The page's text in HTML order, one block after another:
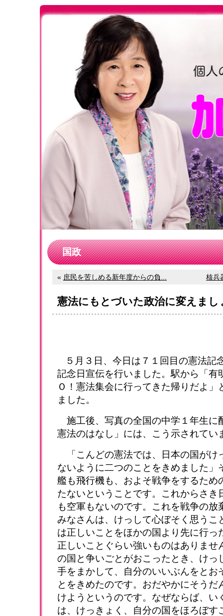
国政
« 庶民を苦しめる新年度からの負... 核兵
憲法にもとづいた政治に変えまし
５月３日、今日は７１回目の憲法記
記念日宣伝を行いました。駅から「有
Ｏ！憲法集会に行ってきた帰りだよ」
ました。
施工後、写真の全国の中学１年生に
憲法のはなし」には、こう示されてい
「こんどの憲法では、日本の国がけ
ないように二つのことをきめました」
艦も飛行機も、およそ戦争をするため
たないということです。これからさき
も空軍もないのです。これを戦争の放
みなさんは、けっして心ぼそく思うこ
は正しいことをほかの国より先に行っ
正しいことぐらい強いものはありませ
の国と争いごとがおこったとき、けっ
手をまかして、自分のいいぶんをとお
とをきめたのです。おだやかにそうだ
けようというのです。なぜならば、い
は、けっきょく、自分の国をほろぼす